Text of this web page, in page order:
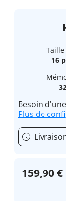
Taille
16
Besoin
Plus de
159,90